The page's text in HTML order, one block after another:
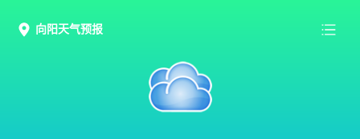
向阳天气预报